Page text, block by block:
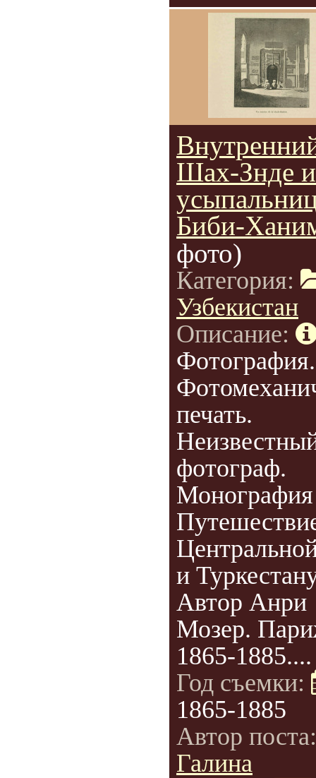
Шах-Знде и
Биби-
фото)
Категория:
Узбекистан
Описание:
Фотография.
печать.
фотограф.
Монография
и
Автор Анри
Мозер.
1865-1885....
Год съемки:
1865-1885
Автор
Галина